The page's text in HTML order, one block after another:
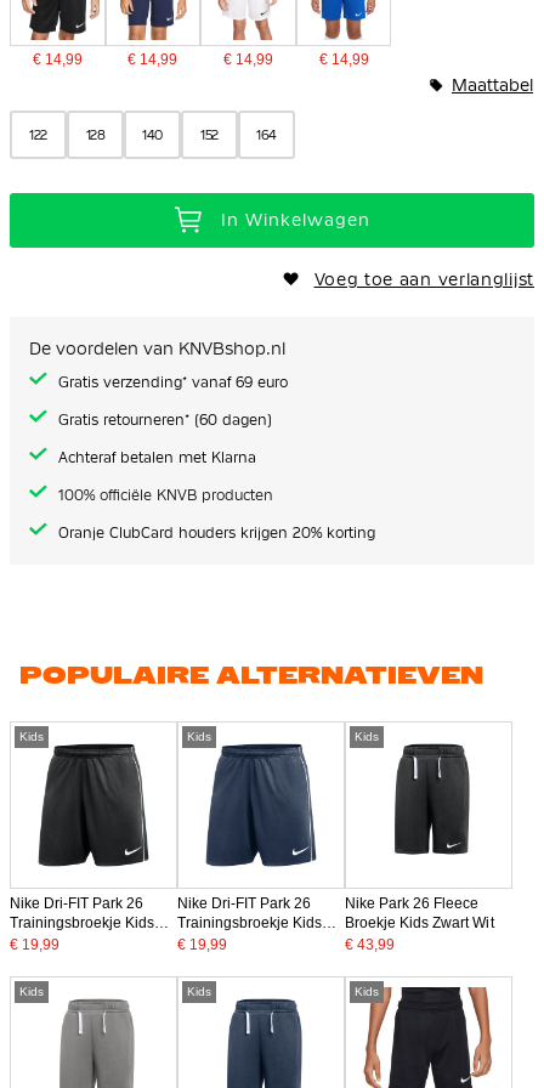
€ 14,99 € 14,99 € 14,99 € 14,99
122 128 140 152 164
Maattabel
In Winkelwagen
Voeg toe aan verlanglijst
De voordelen van KNVBshop.nl
Gratis verzending* vanaf 69 euro
Gratis retourneren* (60 dagen)
Achteraf betalen met Klarna
100% officiële KNVB producten
Oranje ClubCard houders krijgen 20% korting
POPULAIRE ALTERNATIEVEN
Kids
Nike Dri-FIT Park 26
Trainingsbroekje Kids
Zwart Wit
€ 19,99
Kids
Nike Dri-FIT Park 26
Trainingsbroekje Kids
Donkerblauw Wit
€ 19,99
Kids
Nike Park 26 Fleece
Broekje Kids Zwart Wit
€ 43,99
Kids Kids Kids